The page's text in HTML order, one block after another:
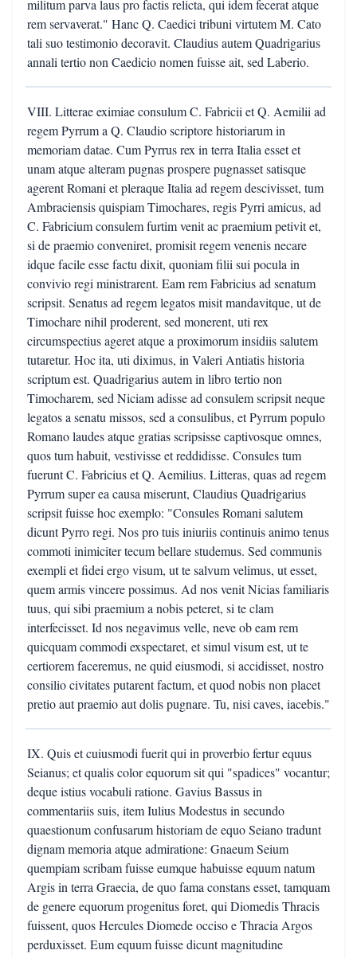
militum parva laus pro factis relicta, qui idem fecerat atque
rem servaverat." Hanc Q. Caedici tribuni virtutem M. Cato
tali suo testimonio decoravit. Claudius autem Quadrigarius
annali tertio non Caedicio nomen fuisse ait, sed Laberio.
VIII. Litterae eximiae consulum C. Fabricii et Q. Aemilii ad
regem Pyrrum a Q. Claudio scriptore historiarum in
memoriam datae. Cum Pyrrus rex in terra Italia esset et
unam atque alteram pugnas prospere pugnasset satisque
agerent Romani et pleraque Italia ad regem descivisset, tum
Ambraciensis quispiam Timochares, regis Pyrri amicus, ad
C. Fabricium consulem furtim venit ac praemium petivit et,
si de praemio conveniret, promisit regem venenis necare
idque facile esse factu dixit, quoniam filii sui pocula in
convivio regi ministrarent. Eam rem Fabricius ad senatum
scripsit. Senatus ad regem legatos misit mandavitque, ut de
Timochare nihil proderent, sed monerent, uti rex
circumspectius ageret atque a proximorum insidiis salutem
tutaretur. Hoc ita, uti diximus, in Valeri Antiatis historia
scriptum est. Quadrigarius autem in libro tertio non
Timocharem, sed Niciam adisse ad consulem scripsit neque
legatos a senatu missos, sed a consulibus, et Pyrrum populo
Romano laudes atque gratias scripsisse captivosque omnes,
quos tum habuit, vestivisse et reddidisse. Consules tum
fuerunt C. Fabricius et Q. Aemilius. Litteras, quas ad regem
Pyrrum super ea causa miserunt, Claudius Quadrigarius
scripsit fuisse hoc exemplo: "Consules Romani salutem
dicunt Pyrro regi. Nos pro tuis iniuriis continuis animo tenus
commoti inimiciter tecum bellare studemus. Sed communis
exempli et fidei ergo visum, ut te salvum velimus, ut esset,
quem armis vincere possimus. Ad nos venit Nicias familiaris
tuus, qui sibi praemium a nobis peteret, si te clam
interfecisset. Id nos negavimus velle, neve ob eam rem
quicquam commodi exspectaret, et simul visum est, ut te
certiorem faceremus, ne quid eiusmodi, si accidisset, nostro
consilio civitates putarent factum, et quod nobis non placet
pretio aut praemio aut dolis pugnare. Tu, nisi caves, iacebis."
IX. Quis et cuiusmodi fuerit qui in proverbio fertur equus
Seianus; et qualis color equorum sit qui "spadices" vocantur;
deque istius vocabuli ratione. Gavius Bassus in
commentariis suis, item Iulius Modestus in secundo
quaestionum confusarum historiam de equo Seiano tradunt
dignam memoria atque admiratione: Gnaeum Seium
quempiam scribam fuisse eumque habuisse equum natum
Argis in terra Graecia, de quo fama constans esset, tamquam
de genere equorum progenitus foret, qui Diomedis Thracis
fuissent, quos Hercules Diomede occiso e Thracia Argos
perduxisset. Eum equum fuisse dicunt magnitudine